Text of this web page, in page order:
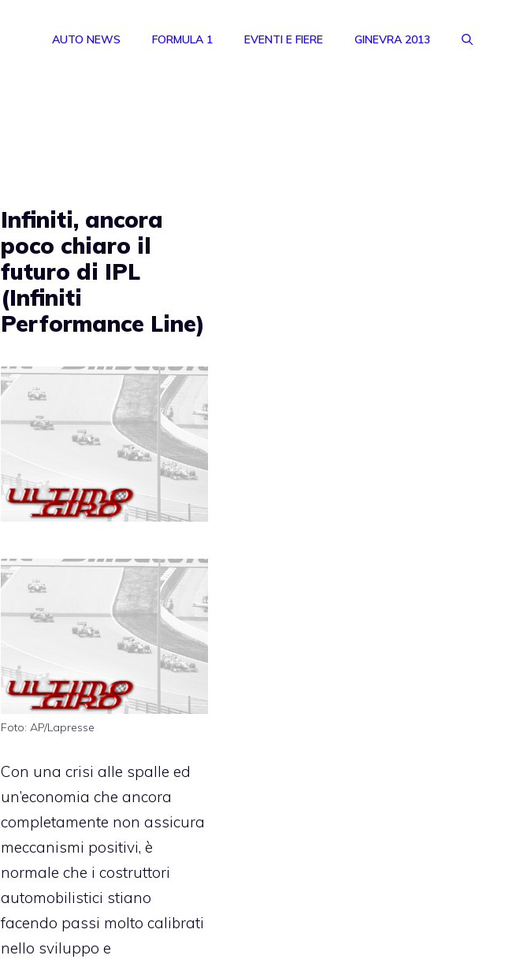
AUTO NEWS FORMULA 1 EVENTI E FIERE GINEVRA 2013
Infiniti, ancora
poco chiaro il
futuro di IPL
(Infiniti
Performance Line)
Foto: AP/Lapresse
Con una crisi alle spalle ed
un’economia che ancora
completamente non assicura
meccanismi positivi, è
normale che i costruttori
automobilistici stiano
facendo passi molto calibrati
nello sviluppo e